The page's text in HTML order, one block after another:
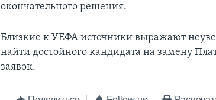
окончательного решения.
Близкие к УЕФА источники выражают
найти достойного кандидата на замену
заявок.